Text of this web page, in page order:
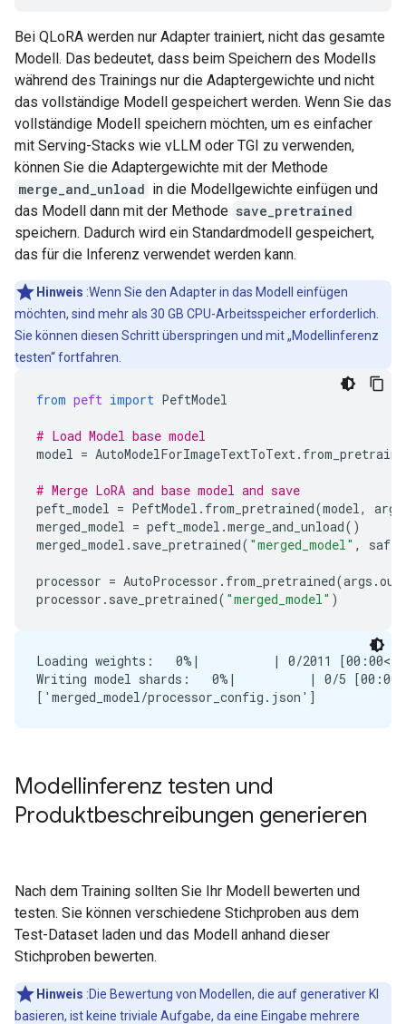
Bei QLoRA werden nur Adapter trainiert, nicht das gesamte
Modell. Das bedeutet, dass beim Speichern des Modells
während des Trainings nur die Adaptergewichte und nicht
das vollständige Modell gespeichert werden. Wenn Sie das
vollständige Modell speichern möchten, um es einfacher
mit Serving-Stacks wie vLLM oder TGI zu verwenden,
können Sie die Adaptergewichte mit der Methode
merge_and_unload in die Modellgewichte einfügen und
das Modell dann mit der Methode save_pretrained
speichern. Dadurch wird ein Standardmodell gespeichert,
das für die Inferenz verwendet werden kann.
Hinweis :Wenn Sie den Adapter in das Modell einfügen
möchten, sind mehr als 30 GB CPU-Arbeitsspeicher erforderlich.
Sie können diesen Schritt überspringen und mit „Modellinferenz
testen“ fortfahren.
from peft import PeftModel
# Load Model base model
model = AutoModelForImageTextToText.
# Merge LoRA and base model and save
peft_model = PeftModel . from_pretrained(model, args
merged_model = peft_model .merge_and_unload()
merged_model . save_pretrained( "merged_model" ,
processor = AutoProcessor . from_pretrained(args .
processor . save_pretrained( "merged_model" )
Loading weights:   0%|          | 0/2011
Writing model shards:   0%|          | 0/5
Modellinferenz testen und
Produktbeschreibungen generieren
Nach dem Training sollten Sie Ihr Modell bewerten und
testen. Sie können verschiedene Stichproben aus dem
Test-Dataset laden und das Modell anhand dieser
Stichproben bewerten.
Hinweis :Die Bewertung von Modellen, die auf generativer KI
basieren, ist keine triviale Aufgabe, da eine Eingabe mehrere